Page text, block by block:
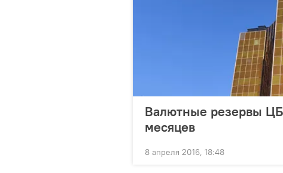
Валютные резервы
месяцев
8 апреля 2016, 18:48